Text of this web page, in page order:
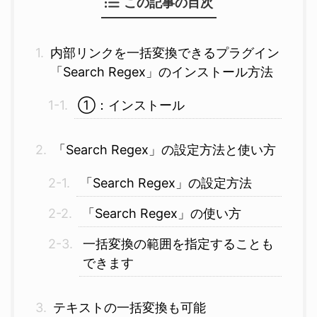
内部リンクを一括変換できるプラグイン
「Search Regex」のインストール方法
①：インストール
「Search Regex」の設定方法と使い方
「Search Regex」の設定方法
「Search Regex」の使い方
一括変換の範囲を指定することも
できます
テキストの一括変換も可能